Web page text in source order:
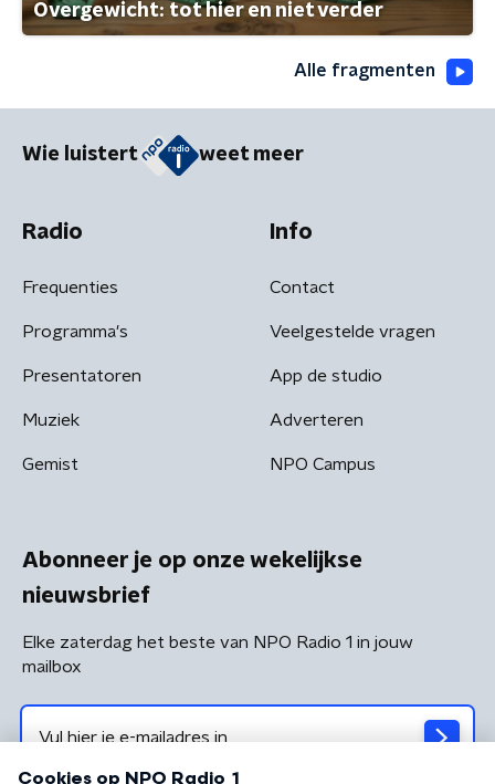
Overgewicht: tot hier en niet verder
Alle fragmenten
Wie luistert weet meer
Radio
Frequenties
Programma's
Presentatoren
Muziek
Gemist
Info
Contact
Veelgestelde vragen
App de studio
Adverteren
NPO Campus
Abonneer je op onze wekelijkse
nieuwsbrief
Elke zaterdag het beste van NPO Radio 1 in jouw
mailbox